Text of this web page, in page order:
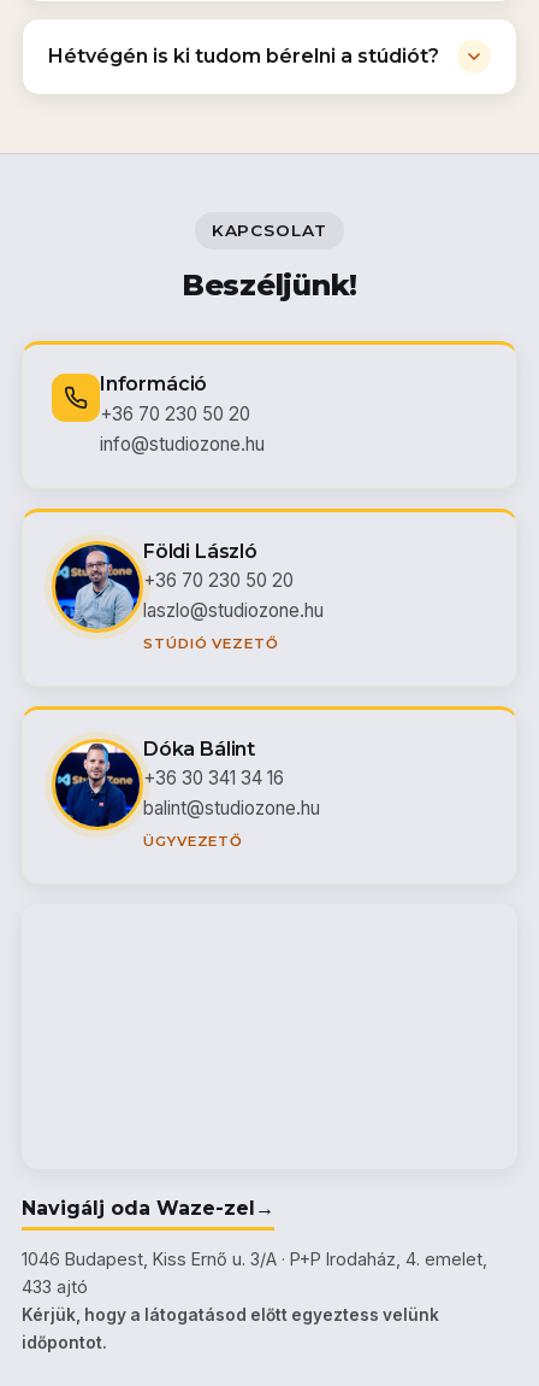
Hétvégén is ki tudom bérelni a stúdiót?
KAPCSOLAT
Beszéljünk!
Információ
+36 70 230 50 20
info@studiozone.hu
Földi László
+36 70 230 50 20
laszlo@studiozone.hu
STÚDIÓ VEZETŐ
Dóka Bálint
+36 30 341 34 16
balint@studiozone.hu
ÜGYVEZETŐ
Navigálj oda Waze-zel →
1046 Budapest, Kiss Ernő u. 3/A · P+P Irodaház, 4. emelet,
433 ajtó
Kérjük, hogy a látogatásod előtt egyeztess velünk
időpontot.